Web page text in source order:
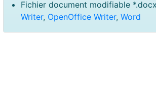
Fichier document modifiable
Writer, OpenOffice Writer, Word